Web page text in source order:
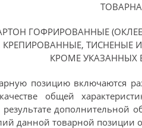
ГОФРИРОВАННЫЕ
ТИСНЕНЫЕ
КРОМЕ УКАЗАННЫХ
позицию включаются
общей
дополнительной
данной товарной позиции